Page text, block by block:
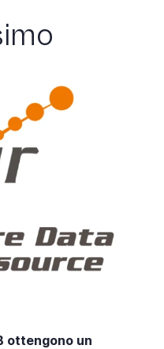
ottengono un